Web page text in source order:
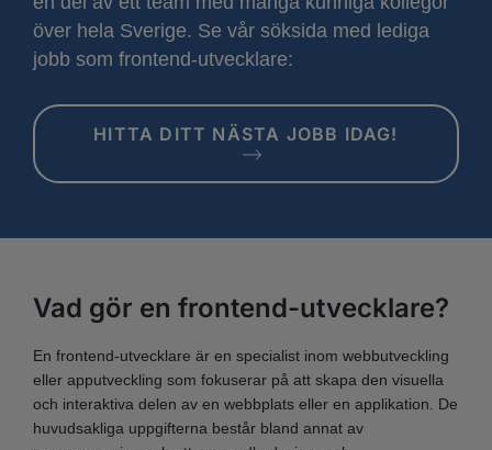
över hela Sverige. Se vår söksida med lediga
jobb som frontend-utvecklare:
HITTA DITT NÄSTA JOBB IDAG!
Vad gör en frontend-utvecklare?
En frontend-utvecklare är en specialist inom webbutveckling
eller apputveckling som fokuserar på att skapa den visuella
och interaktiva delen av en webbplats eller en applikation. De
huvudsakliga uppgifterna består bland annat av